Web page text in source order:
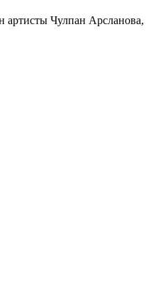
артисты Чулпан Арсланова,